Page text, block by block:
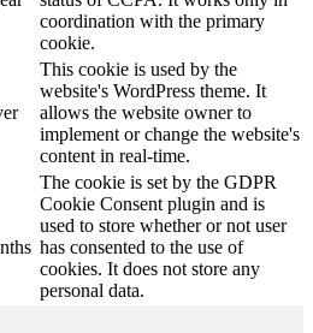
coordination with the primary
cookie.
This cookie is used by the
website's WordPress theme. It
allows the website owner to
implement or change the website's
content in real-time.
The cookie is set by the GDPR
Cookie Consent plugin and is
used to store whether or not user
has consented to the use of
cookies. It does not store any
personal data.